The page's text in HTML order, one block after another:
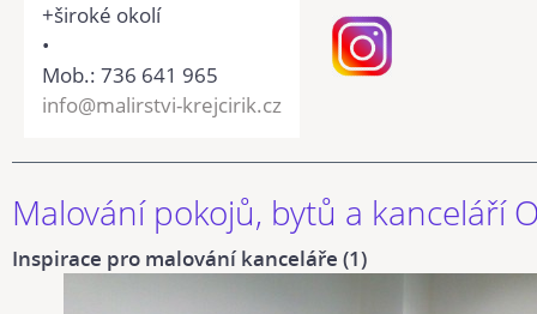
+široké okolí
•
Mob.: 736 641 965
info@malirstvi-krejcirik.cz
Malování pokojů, bytů a kanceláří
Inspirace pro malování kanceláře (1)